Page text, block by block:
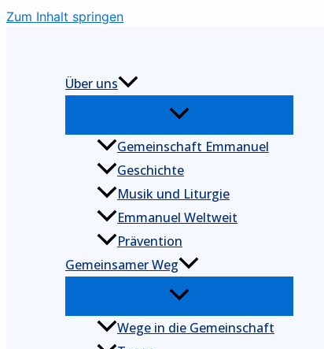
Zum Inhalt springen
Über uns
Gemeinschaft Emmanuel
Geschichte
Musik und Liturgie
Emmanuel Weltweit
Prävention
Gemeinsamer Weg
Wege in die Gemeinschaft